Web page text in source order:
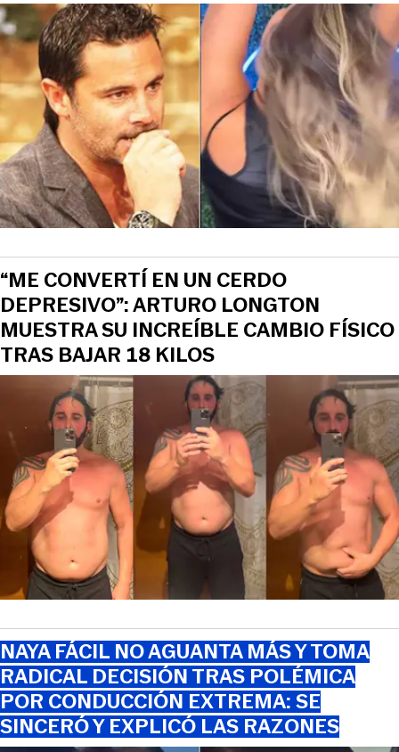
“ME CONVERTÍ EN UN CERDO
DEPRESIVO”: ARTURO LONGTON
MUESTRA SU INCREÍBLE CAMBIO FÍSICO
TRAS BAJAR 18 KILOS
NAYA FÁCIL NO AGUANTA MÁS Y TOMA
RADICAL DECISIÓN TRAS POLÉMICA
POR CONDUCCIÓN EXTREMA: SE
SINCERÓ Y EXPLICÓ LAS RAZONES